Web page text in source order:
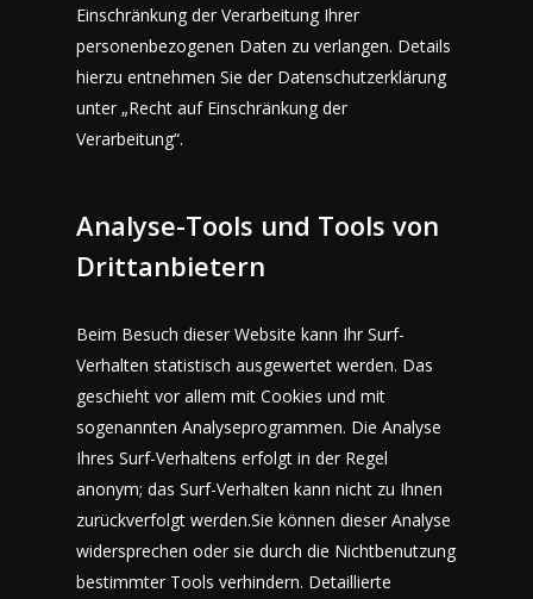
Einschränkung der Verarbeitung Ihrer
personenbezogenen Daten zu verlangen. Details
hierzu entnehmen Sie der Datenschutzerklärung
unter „Recht auf Einschränkung der
Verarbeitung“.
Analyse-Tools und Tools von
Drittanbietern
Beim Besuch dieser Website kann Ihr Surf-
Verhalten statistisch ausgewertet werden. Das
geschieht vor allem mit Cookies und mit
sogenannten Analyseprogrammen. Die Analyse
Ihres Surf-Verhaltens erfolgt in der Regel
anonym; das Surf-Verhalten kann nicht zu Ihnen
zurückverfolgt werden.Sie können dieser Analyse
widersprechen oder sie durch die Nichtbenutzung
bestimmter Tools verhindern. Detaillierte